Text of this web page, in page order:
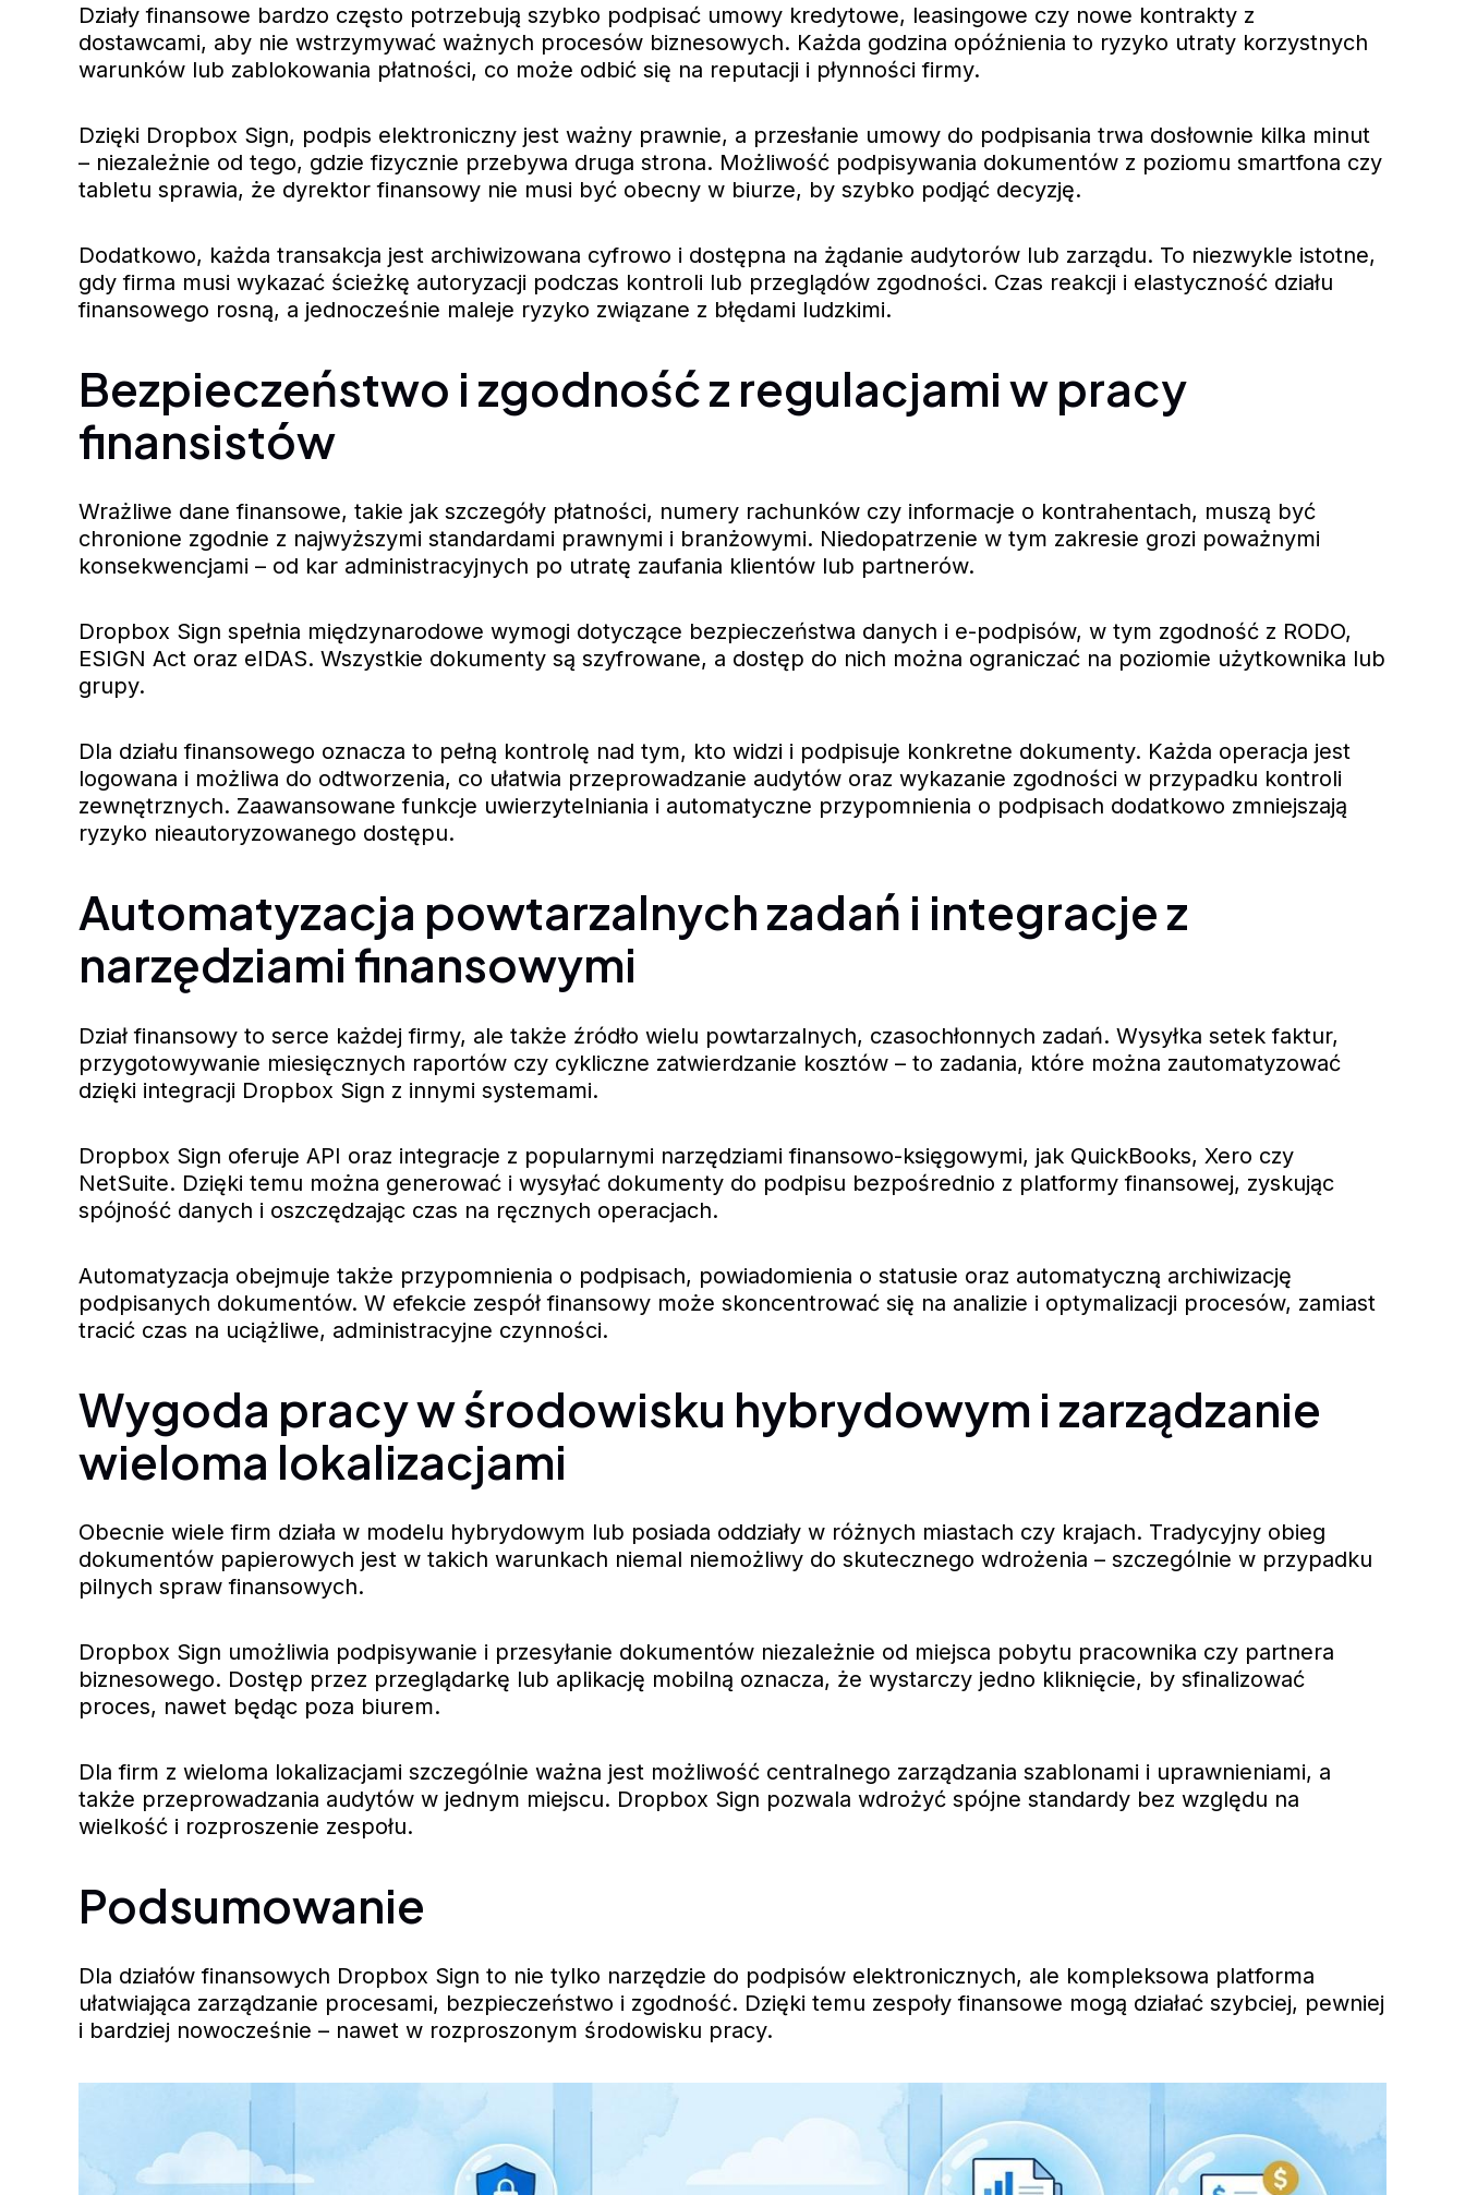
Działy finansowe bardzo często potrzebują szybko podpisać umowy kredytowe, leasingowe czy nowe kontrakty z
dostawcami, aby nie wstrzymywać ważnych procesów biznesowych. Każda godzina opóźnienia to ryzyko utraty korzystnych
warunków lub zablokowania płatności, co może odbić się na reputacji i płynności firmy.
Dzięki Dropbox Sign, podpis elektroniczny jest ważny prawnie, a przesłanie umowy do podpisania trwa dosłownie kilka minut
– niezależnie od tego, gdzie fizycznie przebywa druga strona. Możliwość podpisywania dokumentów z poziomu smartfona czy
tabletu sprawia, że dyrektor finansowy nie musi być obecny w biurze, by szybko podjąć decyzję.
Dodatkowo, każda transakcja jest archiwizowana cyfrowo i dostępna na żądanie audytorów lub zarządu. To niezwykle istotne,
gdy firma musi wykazać ścieżkę autoryzacji podczas kontroli lub przeglądów zgodności. Czas reakcji i elastyczność działu
finansowego rosną, a jednocześnie maleje ryzyko związane z błędami ludzkimi.
Bezpieczeństwo i zgodność z regulacjami w pracy
finansistów
Wrażliwe dane finansowe, takie jak szczegóły płatności, numery rachunków czy informacje o kontrahentach, muszą być
chronione zgodnie z najwyższymi standardami prawnymi i branżowymi. Niedopatrzenie w tym zakresie grozi poważnymi
konsekwencjami – od kar administracyjnych po utratę zaufania klientów lub partnerów.
Dropbox Sign spełnia międzynarodowe wymogi dotyczące bezpieczeństwa danych i e-podpisów, w tym zgodność z RODO,
ESIGN Act oraz eIDAS. Wszystkie dokumenty są szyfrowane, a dostęp do nich można ograniczać na poziomie użytkownika lub
grupy.
Dla działu finansowego oznacza to pełną kontrolę nad tym, kto widzi i podpisuje konkretne dokumenty. Każda operacja jest
logowana i możliwa do odtworzenia, co ułatwia przeprowadzanie audytów oraz wykazanie zgodności w przypadku kontroli
zewnętrznych. Zaawansowane funkcje uwierzytelniania i automatyczne przypomnienia o podpisach dodatkowo zmniejszają
ryzyko nieautoryzowanego dostępu.
Automatyzacja powtarzalnych zadań i integracje z
narzędziami finansowymi
Dział finansowy to serce każdej firmy, ale także źródło wielu powtarzalnych, czasochłonnych zadań. Wysyłka setek faktur,
przygotowywanie miesięcznych raportów czy cykliczne zatwierdzanie kosztów – to zadania, które można zautomatyzować
dzięki integracji Dropbox Sign z innymi systemami.
Dropbox Sign oferuje API oraz integracje z popularnymi narzędziami finansowo-księgowymi, jak QuickBooks, Xero czy
NetSuite. Dzięki temu można generować i wysyłać dokumenty do podpisu bezpośrednio z platformy finansowej, zyskując
spójność danych i oszczędzając czas na ręcznych operacjach.
Automatyzacja obejmuje także przypomnienia o podpisach, powiadomienia o statusie oraz automatyczną archiwizację
podpisanych dokumentów. W efekcie zespół finansowy może skoncentrować się na analizie i optymalizacji procesów, zamiast
tracić czas na uciążliwe, administracyjne czynności.
Wygoda pracy w środowisku hybrydowym i zarządzanie
wieloma lokalizacjami
Obecnie wiele firm działa w modelu hybrydowym lub posiada oddziały w różnych miastach czy krajach. Tradycyjny obieg
dokumentów papierowych jest w takich warunkach niemal niemożliwy do skutecznego wdrożenia – szczególnie w przypadku
pilnych spraw finansowych.
Dropbox Sign umożliwia podpisywanie i przesyłanie dokumentów niezależnie od miejsca pobytu pracownika czy partnera
biznesowego. Dostęp przez przeglądarkę lub aplikację mobilną oznacza, że wystarczy jedno kliknięcie, by sfinalizować
proces, nawet będąc poza biurem.
Dla firm z wieloma lokalizacjami szczególnie ważna jest możliwość centralnego zarządzania szablonami i uprawnieniami, a
także przeprowadzania audytów w jednym miejscu. Dropbox Sign pozwala wdrożyć spójne standardy bez względu na
wielkość i rozproszenie zespołu.
Podsumowanie
Dla działów finansowych Dropbox Sign to nie tylko narzędzie do podpisów elektronicznych, ale kompleksowa platforma
ułatwiająca zarządzanie procesami, bezpieczeństwo i zgodność. Dzięki temu zespoły finansowe mogą działać szybciej, pewniej
i bardziej nowocześnie – nawet w rozproszonym środowisku pracy.